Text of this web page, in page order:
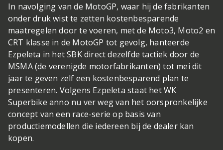
In navolging van de MotoGP, waar hij de fabrikanten
onder druk wist te zetten kostenbesparende
maatregelen door te voeren, met de Moto3, Moto2 en
CRT klasse in de MotoGP tot gevolg, hanteerde
Ezpeleta in het SBK direct dezelfde tactiek door de
MSMA (de verenigde motorfabrikanten) tot mei dit
jaar te geven zelf een kostenbesparend plan te
presenteren. Volgens Ezpeleta staat het WK
Superbike anno nu ver weg van het oorspronkelijke
concept van een race-serie op basis van
productiemodellen die iedereen bij de dealer kan
kopen.